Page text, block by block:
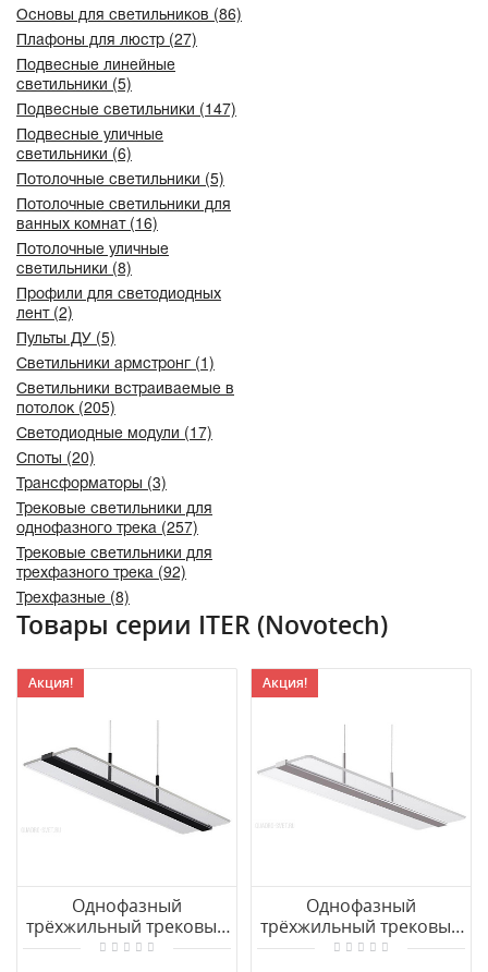
Основы для светильников (86)
Плафоны для люстр (27)
Подвесные линейные
светильники (5)
Подвесные светильники (147)
Подвесные уличные
светильники (6)
Потолочные светильники (5)
Потолочные светильники для
ванных комнат (16)
Потолочные уличные
светильники (8)
Профили для светодиодных
лент (2)
Пульты ДУ (5)
Светильники армстронг (1)
Светильники встраиваемые в
потолок (205)
Светодиодные модули (17)
Споты (20)
Трансформаторы (3)
Трековые светильники для
однофазного трека (257)
Трековые светильники для
трехфазного трека (92)
Трехфазные (8)
Товары серии ITER (Novotech)
Акция!
Однофазный
трёхжильный трековый
светильник
Акция!
Однофазный
трёхжильный трековый
светильник